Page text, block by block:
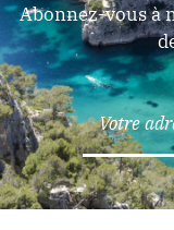
Abonnez-vous à